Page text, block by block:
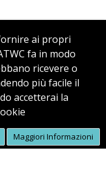
ai propri
fa in modo
ricevere o
più facile il
accetterai la
Maggiori Informazioni